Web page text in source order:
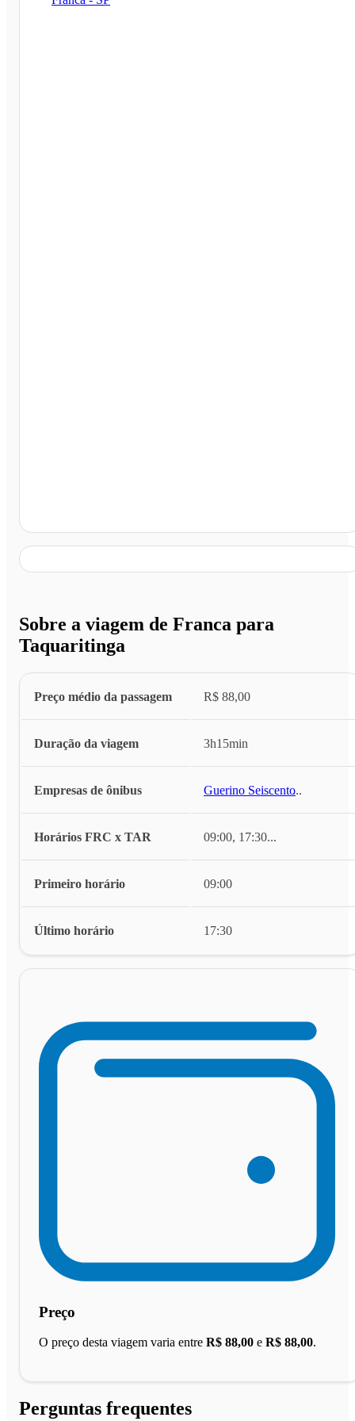
Sobre a viagem de Franca para
Taquaritinga
Preço médio da passagem R$ 88,00
Duração da viagem 3h15min
Empresas de ônibus Guerino Seiscento...
Horários FRC x TAR 09:00, 17:30...
Primeiro horário 09:00
Último horário 17:30
Preço
O preço desta viagem varia entre R$ 88,00 e R$ 88,00.
Perguntas frequentes